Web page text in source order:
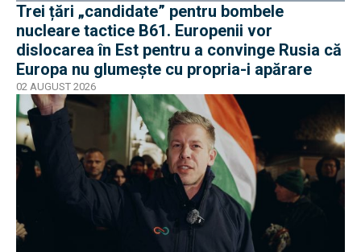
Trei țări „candidate” pentru bombele
nucleare tactice B61. Europenii vor
dislocarea în Est pentru a convinge Rusia că
Europa nu glumește cu propria-i apărare
02 AUGUST 2026